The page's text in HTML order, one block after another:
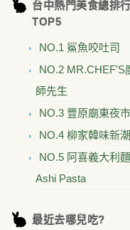
台中熱門美食總排行
TOP5
NO.1 鯊魚咬吐司
NO.2 MR.CHEF'S
師先生
NO.3 豐原廟東夜市
NO.4 柳家韓味新
NO.5 阿喜義大利麵
Ashi Pasta
最近去哪兒吃?